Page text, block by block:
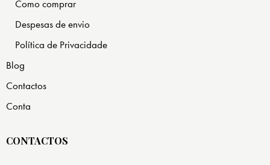
Como comprar
Despesas de envio
Política de Privacidade
Blog
Contactos
Conta
CONTACTOS